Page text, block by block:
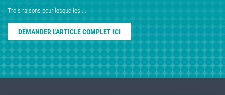
Trois raisons pour lesquelles ...
DEMANDER L'ARTICLE COMPLET ICI